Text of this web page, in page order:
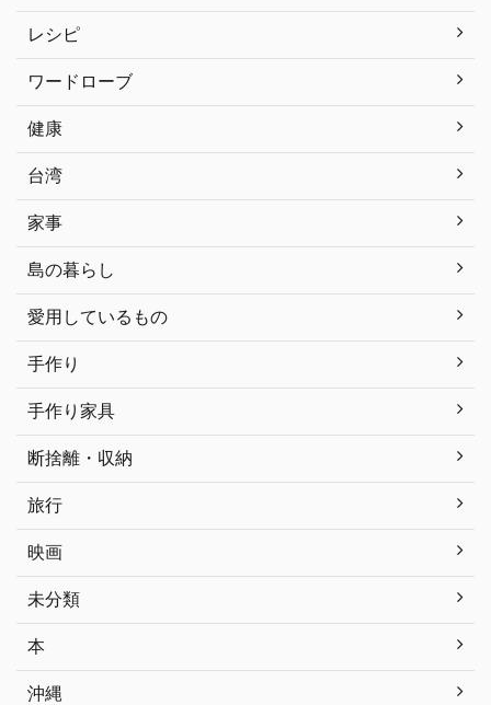
レシピ
ワードローブ
健康
台湾
家事
島の暮らし
愛用しているもの
手作り
手作り家具
断捨離・収納
旅行
映画
未分類
本
沖縄